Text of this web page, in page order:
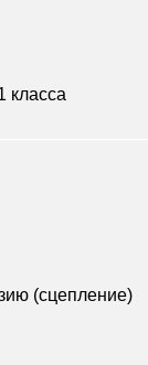
класса
(сцепление)